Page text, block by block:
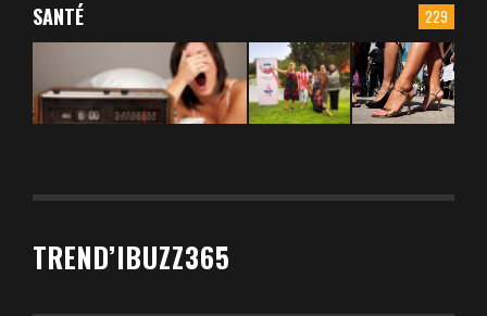
229
SANTÉ
TREND’IBUZZ365